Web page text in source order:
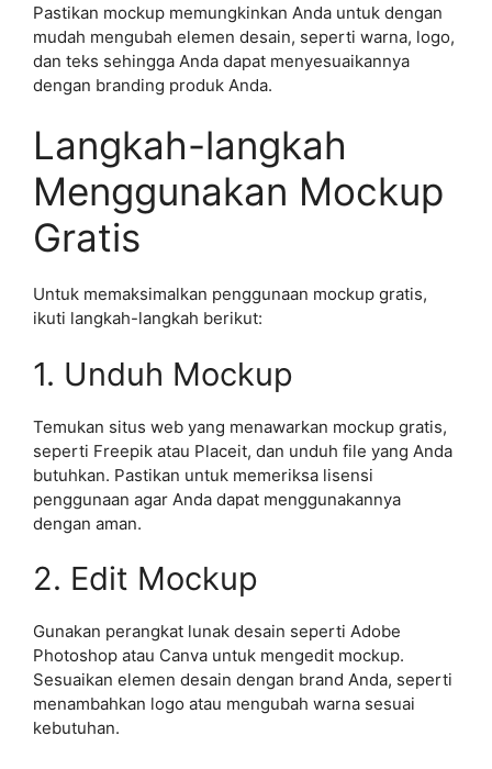
Pastikan mockup memungkinkan Anda untuk dengan
mudah mengubah elemen desain, seperti warna, logo,
dan teks sehingga Anda dapat menyesuaikannya
dengan branding produk Anda.
Langkah-langkah
Menggunakan Mockup
Gratis
Untuk memaksimalkan penggunaan mockup gratis,
ikuti langkah-langkah berikut:
1. Unduh Mockup
Temukan situs web yang menawarkan mockup gratis,
seperti Freepik atau Placeit, dan unduh file yang Anda
butuhkan. Pastikan untuk memeriksa lisensi
penggunaan agar Anda dapat menggunakannya
dengan aman.
2. Edit Mockup
Gunakan perangkat lunak desain seperti Adobe
Photoshop atau Canva untuk mengedit mockup.
Sesuaikan elemen desain dengan brand Anda, seperti
menambahkan logo atau mengubah warna sesuai
kebutuhan.